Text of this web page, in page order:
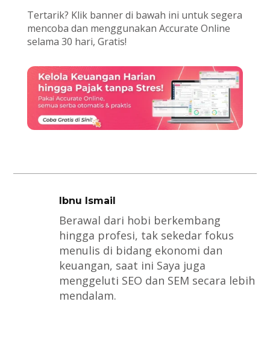
Tertarik? Klik banner di bawah ini untuk segera
mencoba dan menggunakan Accurate Online
selama 30 hari, Gratis!
Ibnu Ismail
Berawal dari hobi berkembang
hingga profesi, tak sekedar fokus
menulis di bidang ekonomi dan
keuangan, saat ini Saya juga
menggeluti SEO dan SEM secara lebih
mendalam.